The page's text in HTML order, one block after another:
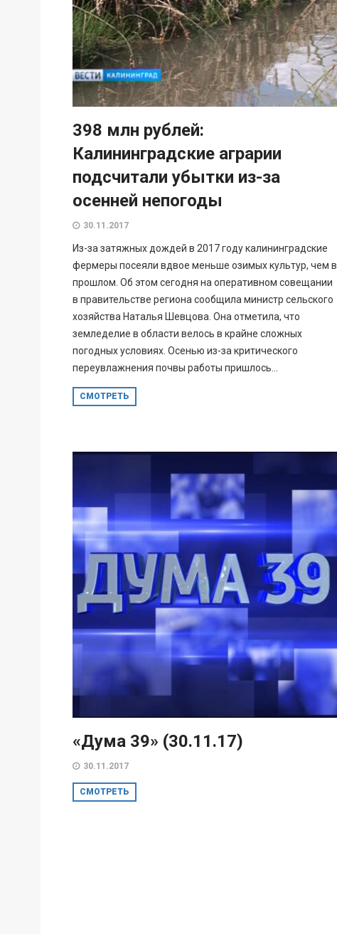
398 млн рублей:
Калининградские аграрии
подсчитали убытки из-за
осенней непогоды
30.11.2017
Из-за затяжных дождей в 2017 году калининградские
фермеры посеяли вдвое меньше озимых культур, чем в
прошлом. Об этом сегодня на оперативном совещании
в правительстве региона сообщила министр сельского
хозяйства Наталья Шевцова. Она отметила, что
земледелие в области велось в крайне сложных
погодных условиях. Осенью из-за критического
переувлажнения почвы работы пришлось...
СМОТРЕТЬ
«Дума 39» (30.11.17)
30.11.2017
СМОТРЕТЬ